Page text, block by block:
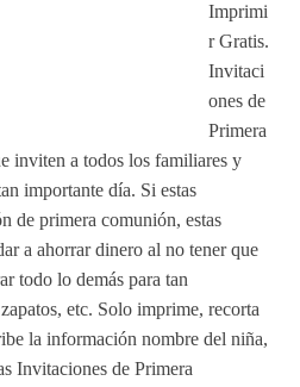
Imprimi
r Gratis.
Invitaci
ones de
Primera
inviten a todos los familiares y
importante día. Si estas
de primera comunión, estas
a ahorrar dinero al no tener que
todo lo demás para tan
etc. Solo imprime, recorta
la información nombre del niña,
Invitaciones de Primera